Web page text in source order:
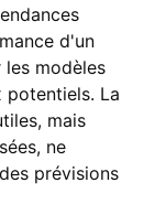
d'un
modèles
potentiels. La
mais
ne
prévisions